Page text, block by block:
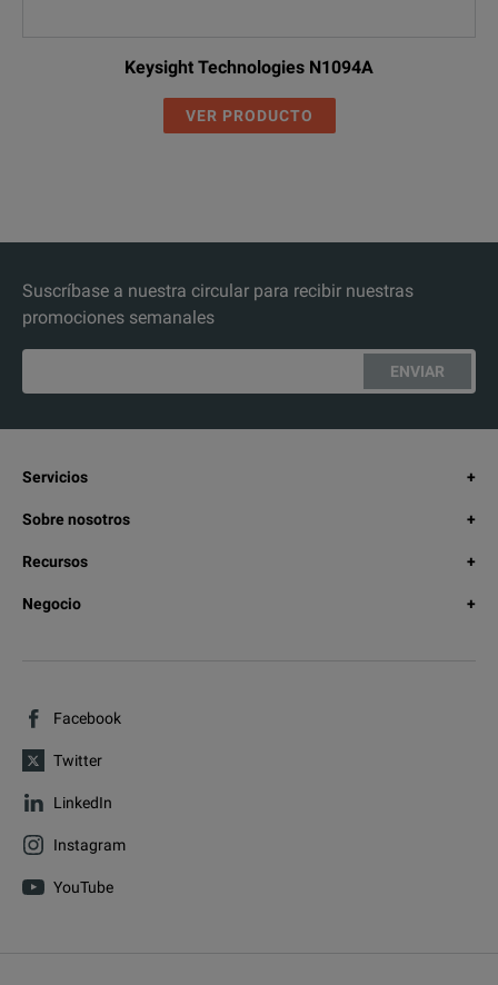
Keysight Technologies N1094A
VER PRODUCTO
Suscríbase a nuestra circular para recibir nuestras
promociones semanales
ENVIAR
Servicios
Sobre nosotros
Recursos
Negocio
Facebook
Twitter
LinkedIn
Instagram
YouTube